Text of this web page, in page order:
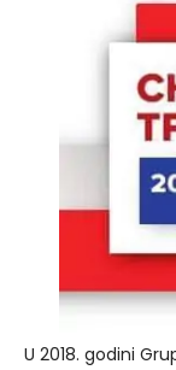
U 2018. godini